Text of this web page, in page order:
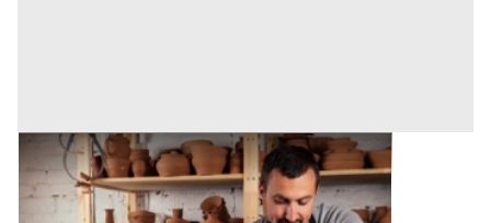
Laboratorio Artigiano all'asta a Bagheria
Base d'asta
53.000 €